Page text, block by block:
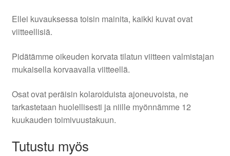
Ellei kuvauksessa toisin mainita, kaikki kuvat ovat
viitteellisiä.
Pidätämme oikeuden korvata tilatun viitteen valmistajan
mukaisella korvaavalla viitteellä.
Osat ovat peräisin kolaroiduista ajoneuvoista, ne
tarkastetaan huolellisesti ja niille myönnämme 12
kuukauden toimivuustakuun.
Tutustu myös